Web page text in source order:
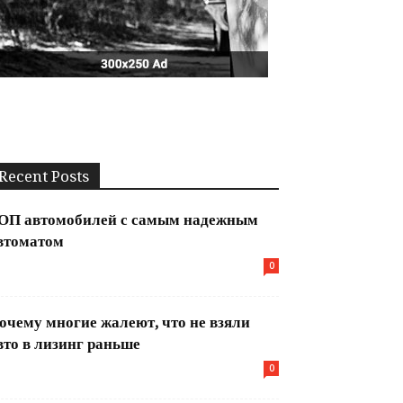
Posts
автомобилей с самым надежным
0
многие жалеют, что не взяли
в лизинг раньше
0